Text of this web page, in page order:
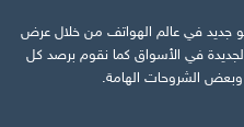
جديد في عالم الهواتف من خلال عرض
في الأسواق كما نقوم برصد كل
وبعض الشروحات الهامة.